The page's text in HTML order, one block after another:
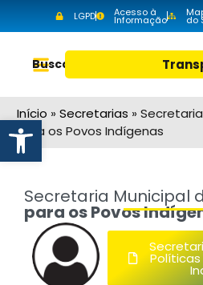
Abrir a barra de ferramentas
LGPD Acesso à
Informação do
Buscar
Início » Secretarias »
para os Povos Indígenas
Secretaria Municipal
para os Povos